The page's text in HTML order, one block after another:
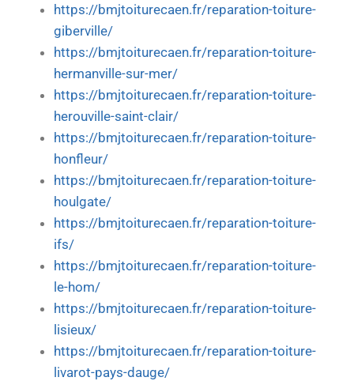
https://bmjtoiturecaen.fr/reparation-toiture-
giberville/
https://bmjtoiturecaen.fr/reparation-toiture-
hermanville-sur-mer/
https://bmjtoiturecaen.fr/reparation-toiture-
herouville-saint-clair/
https://bmjtoiturecaen.fr/reparation-toiture-
honfleur/
https://bmjtoiturecaen.fr/reparation-toiture-
houlgate/
https://bmjtoiturecaen.fr/reparation-toiture-
ifs/
https://bmjtoiturecaen.fr/reparation-toiture-
le-hom/
https://bmjtoiturecaen.fr/reparation-toiture-
lisieux/
https://bmjtoiturecaen.fr/reparation-toiture-
livarot-pays-dauge/